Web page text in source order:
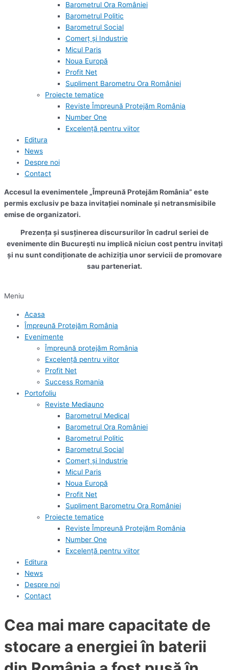
Barometrul Ora României
Barometrul Politic
Barometrul Social
Comerț și Industrie
Micul Paris
Noua Europă
Profit Net
Supliment Barometru Ora României
Proiecte tematice
Reviste Împreună Protejăm România
Number One
Excelență pentru viitor
Editura
News
Despre noi
Contact
Accesul la evenimentele „Împreună Protejăm România” este
permis exclusiv pe baza invitației nominale și netransmisibile
emise de organizatori.
Prezența și susținerea discursurilor în cadrul seriei de
evenimente din București nu implică niciun cost pentru invitați
și nu sunt condiționate de achiziția unor servicii de promovare
sau parteneriat.
Meniu
Acasa
Împreună Protejăm România
Evenimente
Împreună protejăm România
Excelență pentru viitor
Profit Net
Success Romania
Portofoliu
Reviste Mediauno
Barometrul Medical
Barometrul Ora României
Barometrul Politic
Barometrul Social
Comerț și Industrie
Micul Paris
Noua Europă
Profit Net
Supliment Barometru Ora României
Proiecte tematice
Reviste Împreună Protejăm România
Number One
Excelență pentru viitor
Editura
News
Despre noi
Contact
Cea mai mare capacitate de
stocare a energiei în baterii